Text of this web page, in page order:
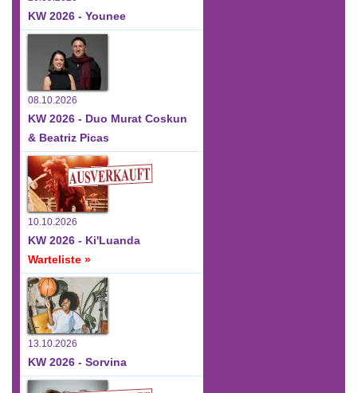
KW 2026 - Younee
08.10.2026
KW 2026 - Duo Murat Coskun
& Beatriz Picas
10.10.2026
KW 2026 - Ki'Luanda
Warteliste »
13.10.2026
KW 2026 - Sorvina